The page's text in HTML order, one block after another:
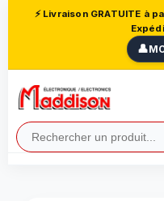
⚡ Livraison GRATUITE à
👤